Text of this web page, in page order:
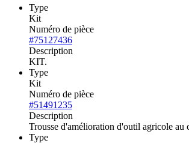
Type
Kit
Numéro de pièce
#75127436
Description
KIT.
Type
Kit
Numéro de pièce
#51491235
Description
Trousse d'amélioration d'outil agricole au
Type